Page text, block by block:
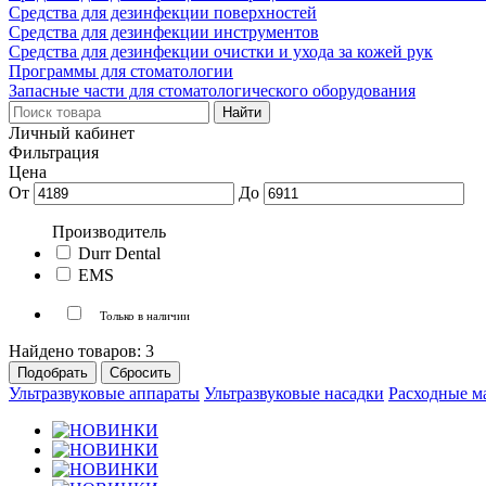
Средства для дезинфекции поверхностей
Средства для дезинфекции инструментов
Средства для дезинфекции очистки и ухода за кожей рук
Программы для стоматологии
Запасные части для стоматологического оборудования
Личный кабинет
Фильтрация
Цена
От
До
Производитель
Durr Dental
EMS
Только в наличии
Найдено товаров: 3
Ультразвуковые аппараты Ультразвуковые насадки Расходные